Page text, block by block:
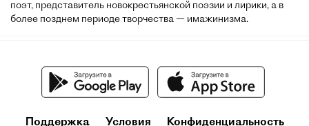
поэт, представитель новокрестьянской поэзии и лирики, а в
более позднем периоде творчества — имажинизма.
Поддержка Условия Конфиденциальность